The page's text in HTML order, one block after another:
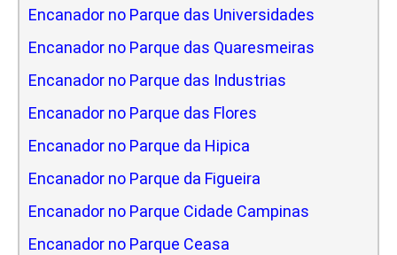
Encanador no Parque das Universidades
Encanador no Parque das Quaresmeiras
Encanador no Parque das Industrias
Encanador no Parque das Flores
Encanador no Parque da Hipica
Encanador no Parque da Figueira
Encanador no Parque Cidade Campinas
Encanador no Parque Ceasa